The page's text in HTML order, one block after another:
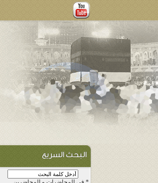
البحث السريع